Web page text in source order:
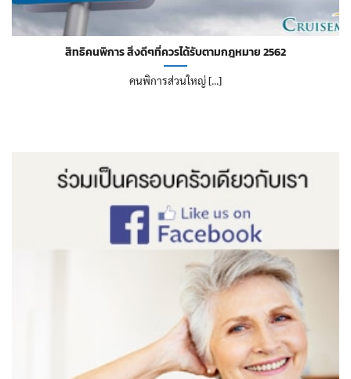
สิทธิคนพิการ สิ่งดีๆที่ควรได้รับตามกฎหมาย 2562
คนพิการส่วนใหญ่ [...]